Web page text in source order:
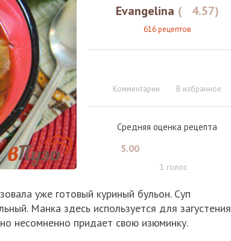
Evangelina ( 4.57)
616 рецептов
Комментарии В избранное
Средняя оценка рецепта
5.00
1 голос
уже готовый куриный бульон. Суп
Манка здесь используется для загустения
несомненно придает свою изюминку.